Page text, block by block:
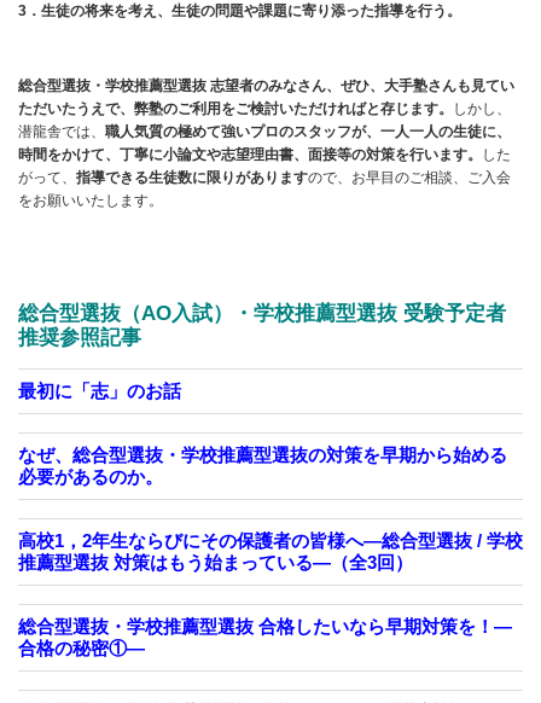
3 ．生徒の将来を考え、生徒の問題や課題に寄り添った指導を行う。
総合型選抜・学校推薦型選抜 志望者のみなさん、ぜひ、大手塾さんも見てい
ただいたうえで、弊塾のご利用をご検討いただければと存じます。
しかし、
潜龍舎では、 職人気質の極めて強いプロのスタッフが、一人一人の生徒に、
時間をかけて、丁寧に小論文や志望理由書、面接等の対策を行います。
した
がって、 指導できる生徒数に限りがありますので、お早目のご相談、ご入会
をお願いいたします。
総合型選抜（AO入試）・学校推薦型選抜 受験予定者
推奨参照記事
最初に「志」のお話
なぜ、総合型選抜・学校推薦型選抜の対策を早期から始める
必要があるのか。
高校1，2年生ならびにその保護者の皆様へ―総合型選抜 / 学校
推薦型選抜 対策はもう始まっている―（全3回）
総合型選抜・学校推薦型選抜 合格したいなら早期対策を！—
合格の秘密①—